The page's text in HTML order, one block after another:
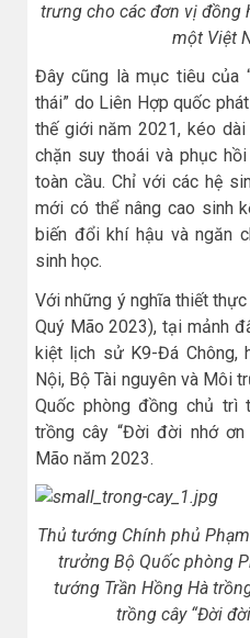
trưng cho các đơn vị đồng
một Việt
Đây cũng là mục tiêu của
thái” do Liên Hợp quốc
thế giới năm 2021, kéo
chặn suy thoái và phục
toàn cầu. Chỉ với các hệ
mới có thể nâng cao sinh
biến đổi khí hậu và ngăn
sinh học.
Với những ý nghĩa thiết
Quý Mão 2023), tại mảnh
kiệt lịch sử K9-Đá Chông,
Nội, Bộ Tài nguyên và Môi
Quốc phòng đồng chủ
trồng cây “Đời đời nhớ ơn
Mão năm 2023.
Thủ tướng Chính phủ
trưởng Bộ Quốc phòng
tướng Trần Hồng Hà
trồng cây “Đời